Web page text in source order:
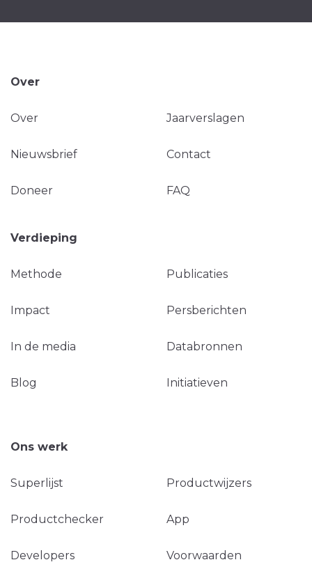
Over
Over Jaarverslagen
Nieuwsbrief Contact
Doneer FAQ
Verdieping
Methode Publicaties
Impact Persberichten
In de media Databronnen
Blog Initiatieven
Ons werk
Superlijst Productwijzers
Productchecker App
Developers Voorwaarden